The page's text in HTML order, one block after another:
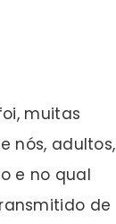
muitas
nós, adultos,
e no qual
de